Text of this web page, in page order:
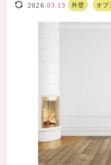
2026. 03.13 外壁 オプ